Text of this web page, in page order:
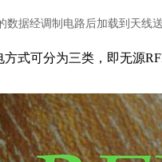
据经调制电路后加载到天线送
式可分为三类，即无源